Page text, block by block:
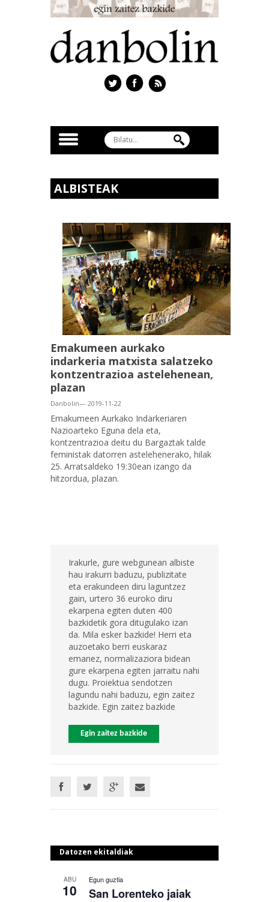
ALBISTEAK
Emakumeen aurkako
indarkeria matxista salatzeko
kontzentrazioa astelehenean,
plazan
Danbolin— 2019-11-22
Emakumeen Aurkako Indarkeriaren
Nazioarteko Eguna dela eta,
kontzentrazioa deitu du Bargaztak talde
feministak datorren astelehenerako, hilak
25. Arratsaldeko 19:30ean izango da
hitzordua, plazan.
Irakurle, gure webgunean albiste
hau irakurri baduzu, publizitate
eta erakundeen diru laguntzez
gain, urtero 36 euroko diru
ekarpena egiten duten 400
bazkidetik gora ditugulako izan
da. Mila esker bazkide! Herri eta
auzoetako berri euskaraz
emanez, normalizaziora bidean
gure ekarpena egiten jarraitu nahi
dugu. Proiektua sendotzen
lagundu nahi baduzu, egin zaitez
bazkide. Egin zaitez bazkide
Egin zaitez bazkide
Datozen ekitaldiak
ABU
10
Egun guztia
San Lorenteko jaiak